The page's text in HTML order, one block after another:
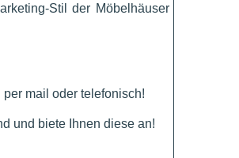
Stil der Möbelhäuser
mail oder telefonisch!
und biete Ihnen diese an!